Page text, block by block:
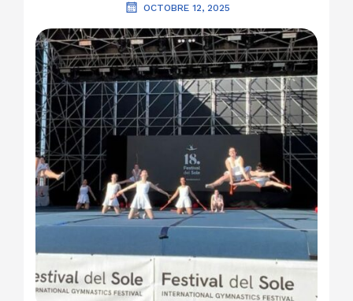
OCTOBRE 12, 2025